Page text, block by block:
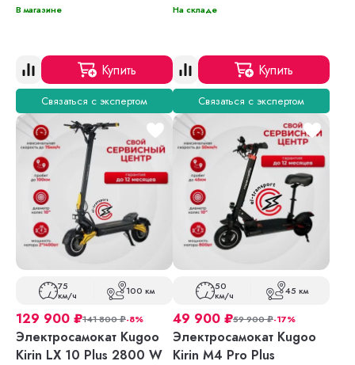
В магазине
Купить
Связаться с экспертом
На складе
Купить
Связаться с экспертом
75
км/ч 100 км
129 900 ₽141 800₽-8%
Электросамокат Kugoo
Kirin LX 10 Plus 2800 W
50
км/ч 45 км
49 900 ₽59 900₽-17%
Электросамокат Kugoo
Kirin M4 Pro Plus